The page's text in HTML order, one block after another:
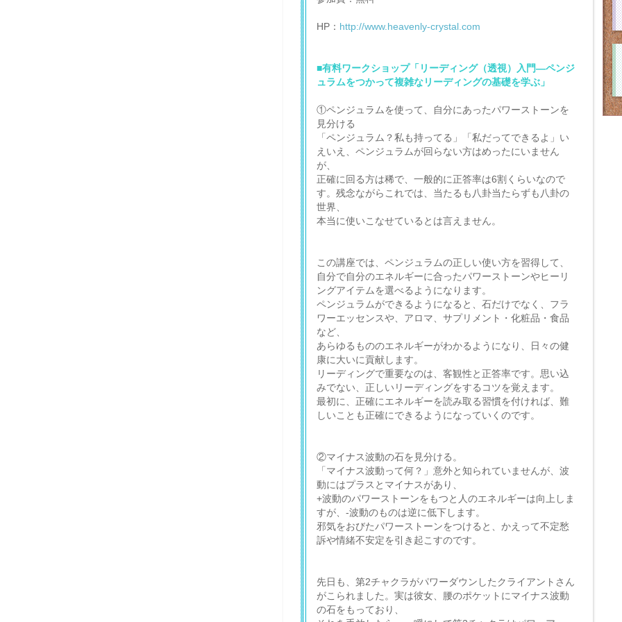
HP： http://www.heavenly-crystal.com
■有料ワークショップ「リーディング（透視）入門―ペンジ
ュラムをつかって複雑なリーディングの基礎を学ぶ」
①ペンジュラムを使って、自分にあったパワーストーンを
見分ける
「ペンジュラム？私も持ってる」「私だってできるよ」い
えいえ、ペンジュラムが回らない方はめったにいません
が、
正確に回る方は稀で、一般的に正答率は6割くらいなので
す。残念ながらこれでは、当たるも八卦当たらずも八卦の
世界、
本当に使いこなせているとは言えません。
この講座では、ペンジュラムの正しい使い方を習得して、
自分で自分のエネルギーに合ったパワーストーンやヒーリ
ングアイテムを選べるようになります。
ペンジュラムができるようになると、石だけでなく、フラ
ワーエッセンスや、アロマ、サプリメント・化粧品・食品
など、
あらゆるもののエネルギーがわかるようになり、日々の健
康に大いに貢献します。
リーディングで重要なのは、客観性と正答率です。思い込
みでない、正しいリーディングをするコツを覚えます。
最初に、正確にエネルギーを読み取る習慣を付ければ、難
しいことも正確にできるようになっていくのです。
②マイナス波動の石を見分ける。
「マイナス波動って何？」意外と知られていませんが、波
動にはプラスとマイナスがあり、
+波動のパワーストーンをもつと人のエネルギーは向上しま
すが、-波動のものは逆に低下します。
邪気をおびたパワーストーンをつけると、かえって不定愁
訴や情緒不安定を引き起こすのです。
先日も、第2チャクラがパワーダウンしたクライアントさん
がこられました。実は彼女、腰のポケットにマイナス波動
の石をもっており、